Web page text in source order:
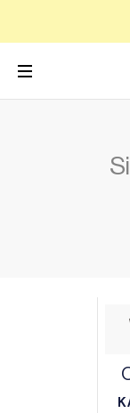
wechseln